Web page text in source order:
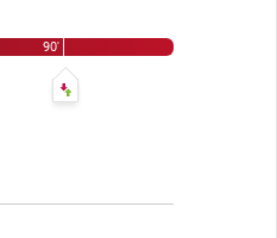
90'